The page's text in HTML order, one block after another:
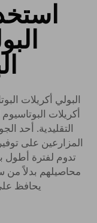
البولي أكريلات
أكريلات
التقليدية. أحد
المزارعين على
تدوم لفترة أطول
محاصيلهم بدلاً من
يحافظ